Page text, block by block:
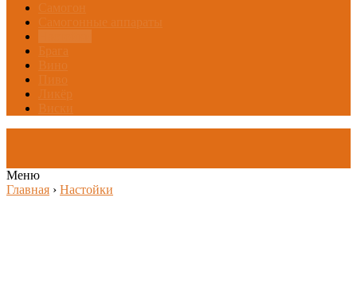
Самогон
Самогонные аппараты
Брага
Вино
Пиво
Ликёр
Виски
Меню
Главная › Настойки